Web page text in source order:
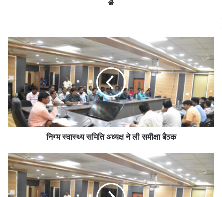
निगम स्वास्थ्य समिति अध्यक्ष ने ली समीक्षा बैठक